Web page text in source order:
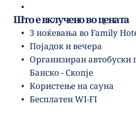
Што е вклучено во цената
3 ноќевања во Family
Појадок и вечера
Организиран автобуски
Банско - Скопје
Користење на сауна
Бесплатен WI-FI